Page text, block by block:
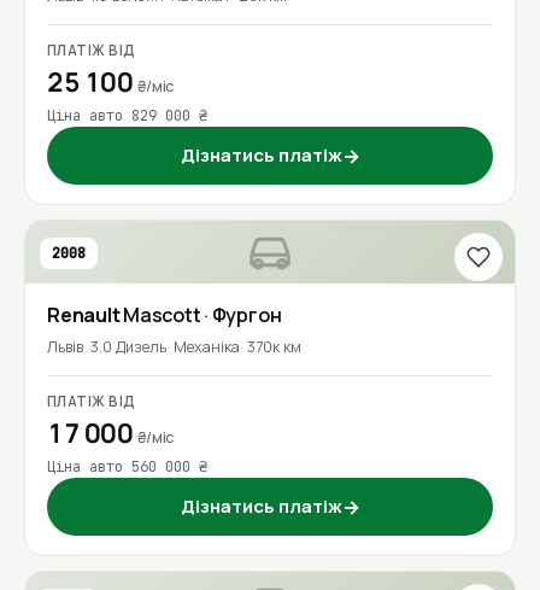
ПЛАТІЖ ВІД
25 100 ₴/міс
Ціна авто 829 000 ₴
Дізнатись платіж→
2008
RenaultMascott· Фургон
Львів 3.0 Дизель Механіка 370к км
ПЛАТІЖ ВІД
17 000 ₴/міс
Ціна авто 560 000 ₴
Дізнатись платіж→